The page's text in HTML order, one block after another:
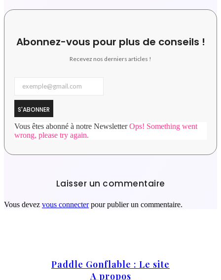
Abonnez-vous pour plus de conseils !
Recevez nos derniers articles !
S'ABONNER
Vous êtes abonné à notre Newsletter Ops! Something went
wrong, please try again.
Laisser un commentaire
Vous devez vous connecterpour publier un commentaire.
Paddle Gonflable : Le site
A propos